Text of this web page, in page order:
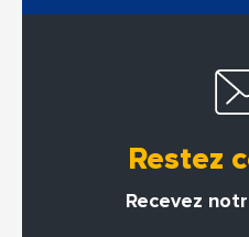
Restez
Recevez